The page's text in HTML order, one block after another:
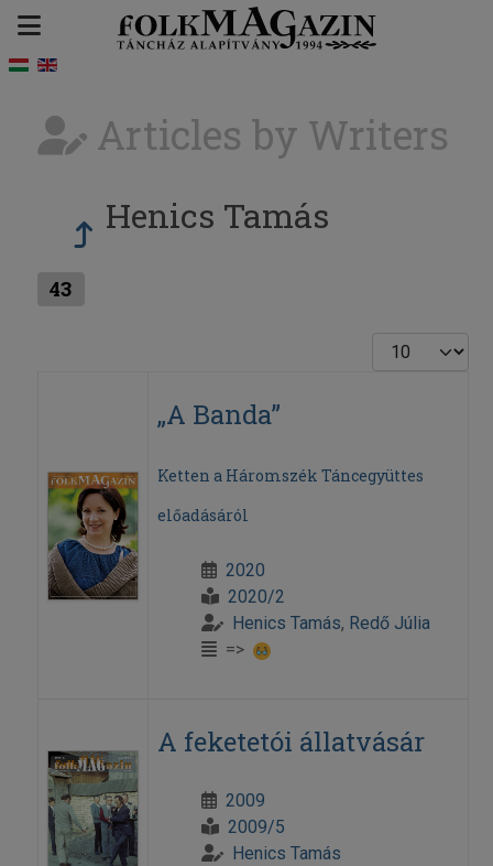
Articles by Writers
Henics Tamás
43
Display #
„A Banda”
Ketten a Háromszék Táncegyüttes
előadásáról
2020
2020/2
Henics Tamás, Redő Júlia
=>
A feketetói állatvásár
2009
2009/5
Henics Tamás